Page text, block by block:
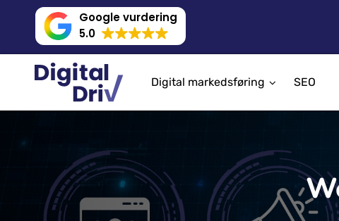
Google vurdering
5.0
Digital markedsføring SEO